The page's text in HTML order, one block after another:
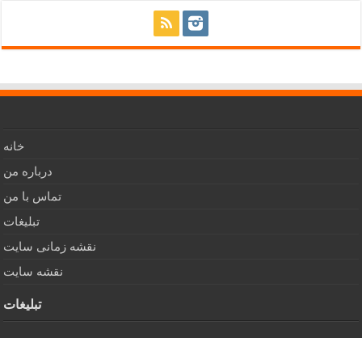
خانه
درباره من
تماس با من
تبلیغات
نقشه زمانی سایت
نقشه سایت
تبلیغات